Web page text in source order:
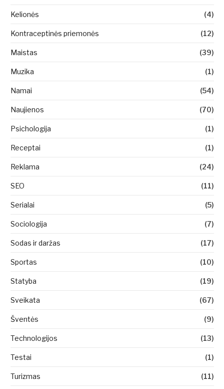
Kelionės (4)
Kontraceptinės priemonės (12)
Maistas (39)
Muzika (1)
Namai (54)
Naujienos (70)
Psichologija (1)
Receptai (1)
Reklama (24)
SEO (11)
Serialai (5)
Sociologija (7)
Sodas ir daržas (17)
Sportas (10)
Statyba (19)
Sveikata (67)
Šventės (9)
Technologijos (13)
Testai (1)
Turizmas (11)